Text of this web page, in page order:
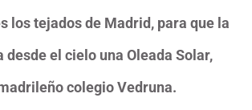
los tejados de Madrid, para que la
desde el cielo una Oleada Solar,
colegio Vedruna.